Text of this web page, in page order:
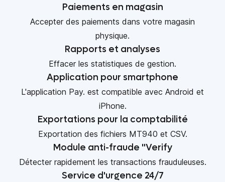
Paiements en magasin
Accepter des paiements dans votre magasin
physique.
Rapports et analyses
Effacer les statistiques de gestion.
Application pour smartphone
L'application Pay. est compatible avec Android et
iPhone.
Exportations pour la comptabilité
Exportation des fichiers MT940 et CSV.
Module anti-fraude "Verify
Détecter rapidement les transactions frauduleuses.
Service d'urgence 24/7